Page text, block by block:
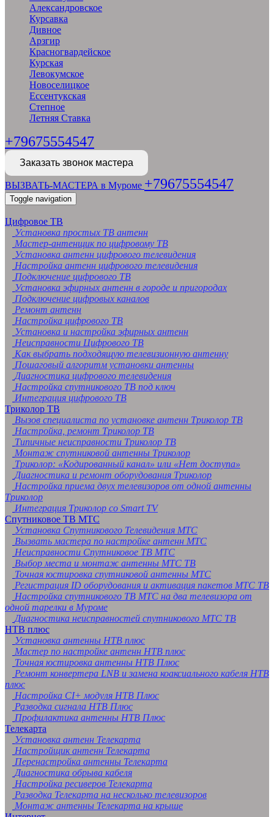
Александровское
Курсавка
Дивное
Арзгир
Красногвардейское
Курская
Левокумское
Новоселицкое
Ессентукская
Степное
Летняя Ставка
+79675554547
Заказать звонок мастера
ВЫЗВАТЬ-МАСТЕРА в Муроме +79675554547
Toggle navigation
Цифровое ТВ
Установка простых ТВ антенн
Мастер-антенщик по цифровому ТВ
Установка антенн цифрового телевидения
Настройка антенн цифрового телевидения
Подключение цифрового ТВ
Установка эфирных антенн в городе и пригородах
Подключение цифровых каналов
Ремонт антенн
Настройка цифрового ТВ
Установка и настройка эфирных антенн
Неисправности Цифрового ТВ
Как выбрать подходящую телевизионную антенну
Пошаговый алгоритм установки антенны
Диагностика цифрового телевидения
Настройка спутникового ТВ под ключ
Интеграция цифрового ТВ
Триколор ТВ
Вызов специалиста по установке антенн Триколор ТВ
Настройка, ремонт Триколор ТВ
Типичные неисправности Триколор ТВ
Монтаж спутниковой антенны Триколор
Триколор: «Кодированный канал» или «Нет доступа»
Диагностика и ремонт оборудования Триколор
Настройка приема двух телевизоров от одной антенны
Триколор
Интеграция Триколор со Smart TV
Спутниковое ТВ МТС
Установка Спутникового Телевидения МТС
Вызвать мастера по настройке антенн МТС
Неисправности Спутниковое ТВ МТС
Выбор места и монтаж антенны МТС ТВ
Точная юстировка спутниковой антенны МТС
Регистрация ID оборудования и активация пакетов МТС ТВ
Настройка спутникового ТВ МТС на два телевизора от
одной тарелки в Муроме
Диагностика неисправностей спутникового МТС ТВ
НТВ плюс
Установка антенны НТВ плюс
Мастер по настройке антенн НТВ плюс
Точная юстировка антенны НТВ Плюс
Ремонт конвертера LNB и замена коаксиального кабеля НТВ
плюс
Настройка CI+ модуля НТВ Плюс
Разводка сигнала НТВ Плюс
Профилактика антенны НТВ Плюс
Телекарта
Установка антенн Телекарта
Настройщик антенн Телекарта
Перенастройка антенны Телекарта
Диагностика обрыва кабеля
Настройка ресиверов Телекарта
Разводка Телекарта на несколько телевизоров
Монтаж антенны Телекарта на крыше